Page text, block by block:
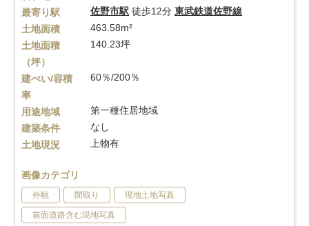
最寄り駅
佐野市駅 徒歩12分 東武鉄道佐野線
土地面積
463.58m²
土地面積
（坪）
140.23坪
建ぺい/容積
率
60％/200％
用途地域
第一種住居地域
建築条件
なし
土地現況
上物有
画像カテゴリ
外観 間取り 現地土地写真
前面道路含む現地写真